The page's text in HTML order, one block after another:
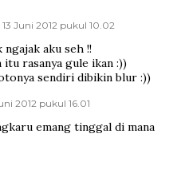
13 Juni 2012 pukul 10.02
aku seh !!
rasanya gule ikan :))
sendiri dibikin blur :))
2012 pukul 16.01
emang tinggal di mana